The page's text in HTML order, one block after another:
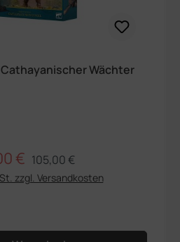
Cathayanischer Wächter
€ Regulärer Preis:
105,00 €
zzgl. Versandkosten
Gib den